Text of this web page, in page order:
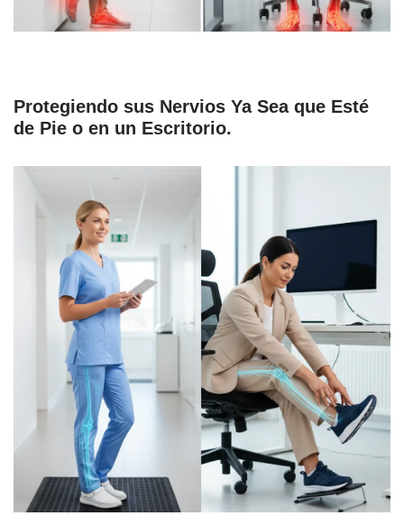
Protegiendo sus Nervios Ya Sea que Esté
de Pie o en un Escritorio.